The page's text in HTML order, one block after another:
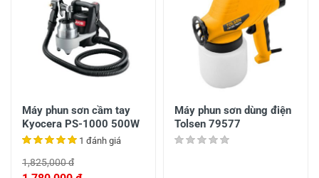
Máy phun sơn cầm tay
Kyocera PS-1000 500W
1 đánh giá
1,825,000 đ
Máy phun sơn dùng điện
Tolsen 79577